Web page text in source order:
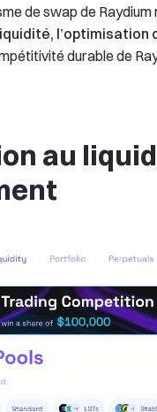
de swap de
durable de
au